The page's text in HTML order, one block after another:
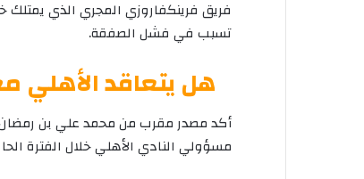
تسبب في فشل الصفقة.
هل يتعاقد الأهلي
أكد مصدر مقرب من محمد علي بن رمضان
مسؤولي النادي الأهلي خلال الفترة